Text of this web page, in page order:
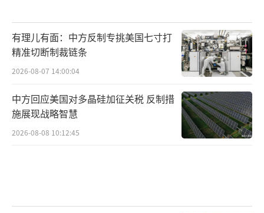
有理儿有面：中方反制专挑美国七寸打
精准切断制裁链条
2026-08-07 14:00:04
中方回应美国对多晶硅加征关税 反制措
施展现战略智慧
2026-08-08 10:12:45